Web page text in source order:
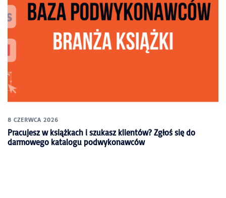
8 CZERWCA 2026
Pracujesz w książkach i szukasz klientów? Zgłoś się do
darmowego katalogu podwykonawców